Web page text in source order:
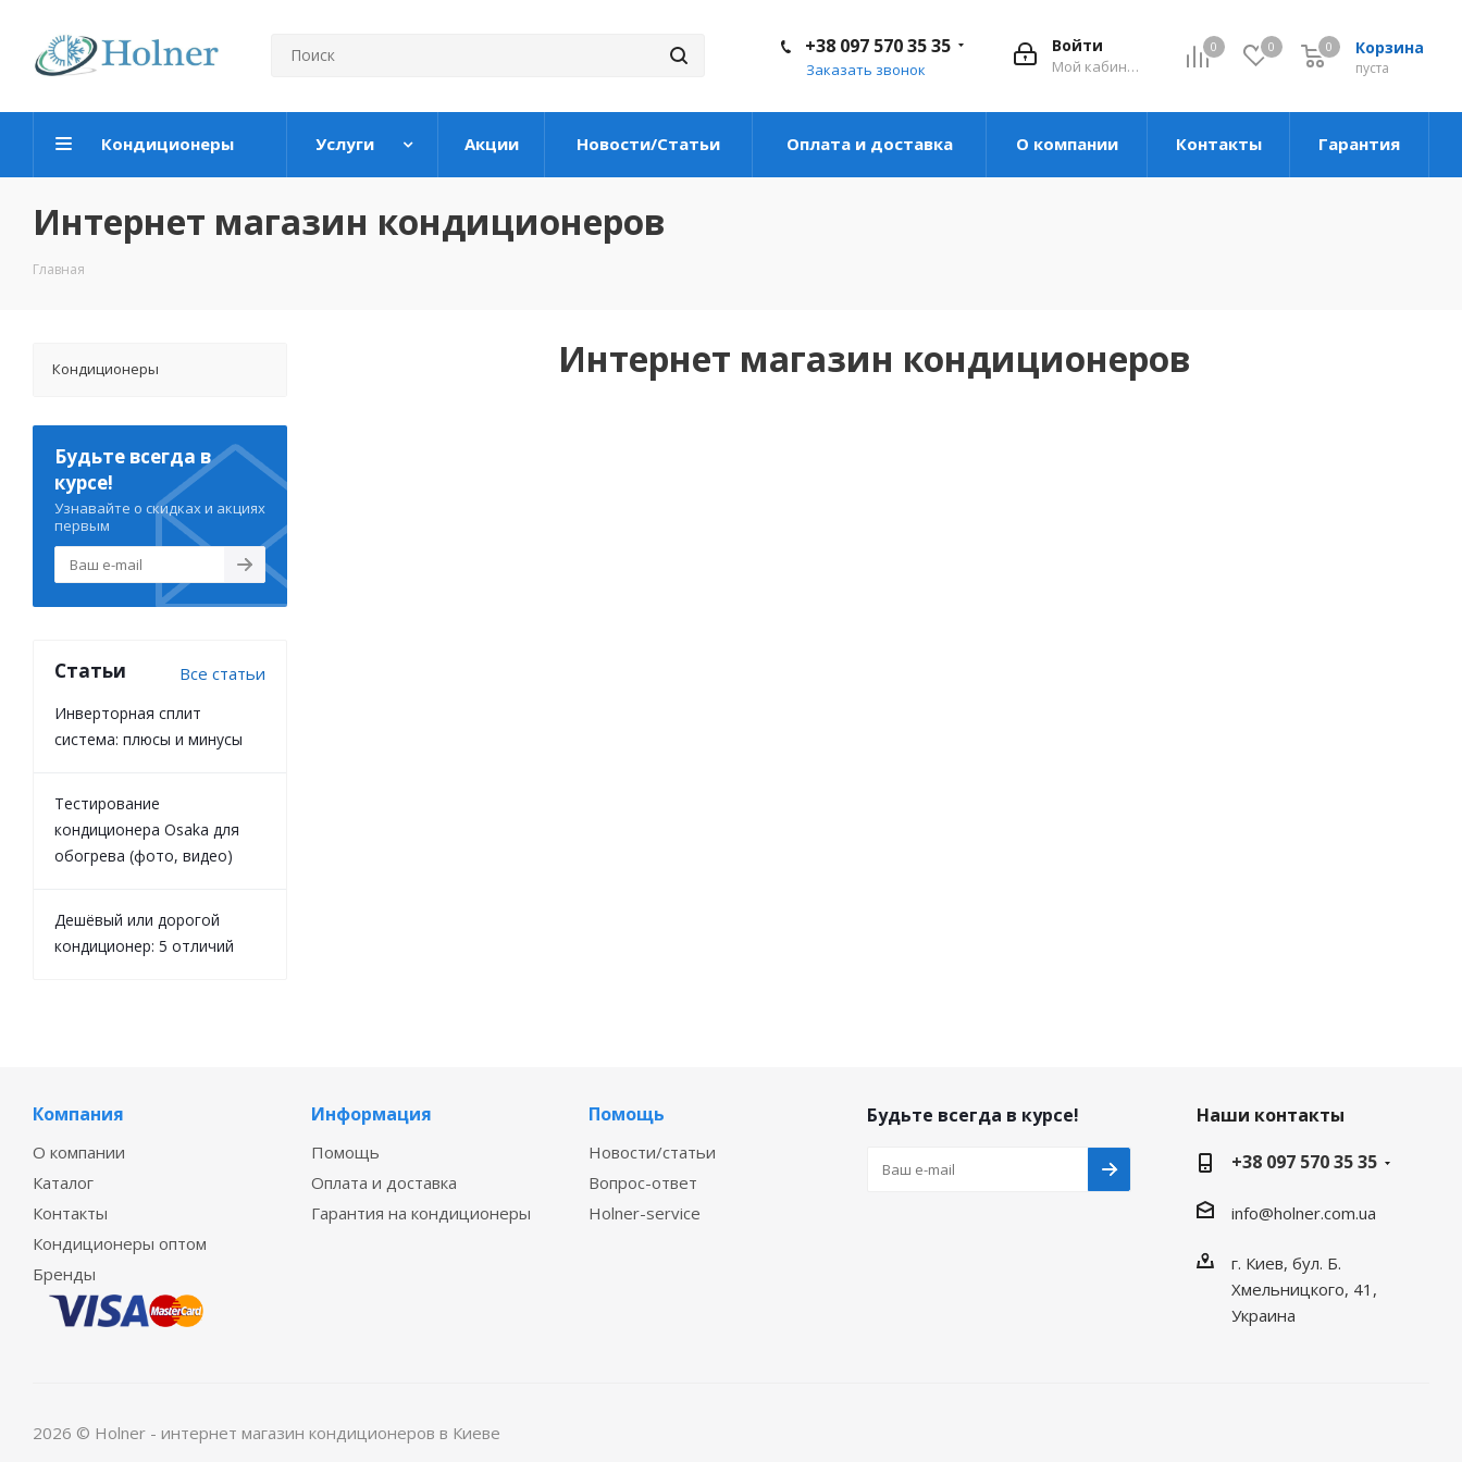
0 0 Корзина
пуста
0
Войти
Мой кабинет
+38 097 570 35 35
Заказать звонок
Кондиционеры Услуги Акции Новости/Статьи Оплата и доставка О компании Контакты Гарантия
Интернет магазин кондиционеров
Главная
Интернет магазин кондиционеров
Кондиционеры
Будьте всегда в
курсе!
Узнавайте о скидках и акциях
первым
Статьи Все статьи
Инверторная сплит
система: плюсы и минусы
Тестирование
кондиционера Osaka для
обогрева (фото, видео)
Дешёвый или дорогой
кондиционер: 5 отличий
Компания
О компании
Каталог
Контакты
Кондиционеры оптом
Бренды
Информация
Помощь
Оплата и доставка
Гарантия на кондиционеры
Помощь
Новости/статьи
Вопрос-ответ
Holner-service
Будьте всегда в курсе!
Наши контакты
+38 097 570 35 35
info@holner.com.ua
г. Киев, бул. Б.
Хмельницкого, 41,
Украина
2026 © Holner - интернет магазин кондиционеров в Киеве